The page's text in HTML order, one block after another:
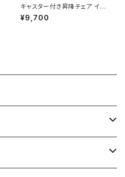
キャスター付き昇降チェア イス
椅子 オシャレ 本革調 チェア チ
ェアー ワークチェア オフィスチ
¥9,700